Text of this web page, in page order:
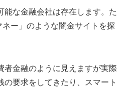
能な金融会社は存在します。た
ー」のような闇金サイトを探
者金融のように見えますが実際
の要求をしてきたり、スマート